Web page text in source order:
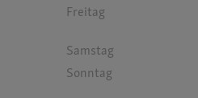
Freitag
Samstag
Sonntag